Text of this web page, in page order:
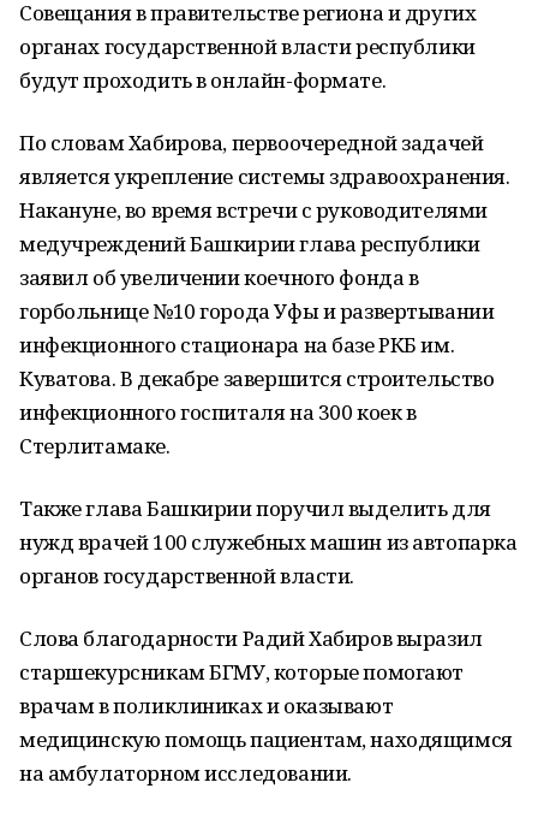
Совещания в правительстве региона и других
органах государственной власти республики
будут проходить в онлайн-формате.
По словам Хабирова, первоочередной задачей
является укрепление системы здравоохранения.
Накануне, во время встречи с руководителями
медучреждений Башкирии глава республики
заявил об увеличении коечного фонда в
горбольнице №10 города Уфы и развертывании
инфекционного стационара на базе РКБ им.
Куватова. В декабре завершится строительство
инфекционного госпиталя на 300 коек в
Стерлитамаке.
Также глава Башкирии поручил выделить для
нужд врачей 100 служебных машин из автопарка
органов государственной власти.
Слова благодарности Радий Хабиров выразил
старшекурсникам БГМУ, которые помогают
врачам в поликлиниках и оказывают
медицинскую помощь пациентам, находящимся
на амбулаторном исследовании.